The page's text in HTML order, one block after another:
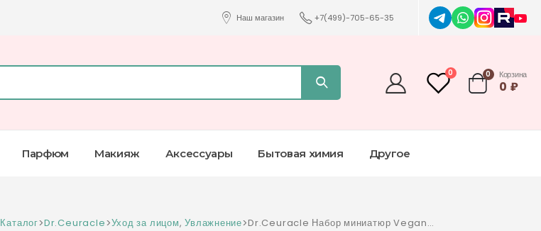
Наш магазин +7(499)-705-65-35
0 0 Корзина
0 ₽
Парфюм Макияж Аксессуары Бытовая химия Другое
Каталог>Dr.Ceuracle>Уход за лицом,Увлажнение>Dr.Ceuracle Набор миниатюр Vegan